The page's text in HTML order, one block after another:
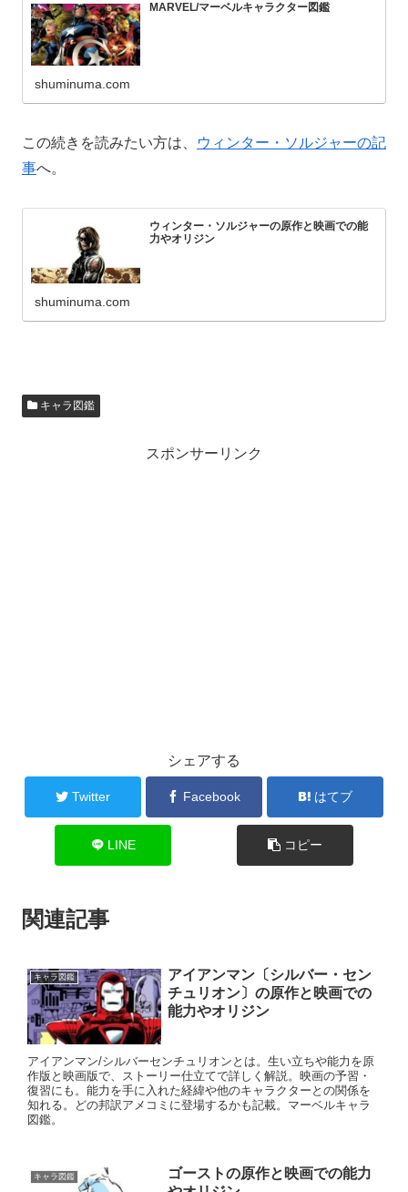
MARVEL/マーベルキャラクター図鑑
shuminuma.com
この続きを読みたい方は、
ウィンター・ソルジャーの記
事へ。
ウィンター・ソルジャーの原作と映画での能
力やオリジン
shuminuma.com
キャラ図鑑
スポンサーリンク
シェアする
Twitter Facebook はてブ
LINE コピー
関連記事
キャラ図鑑
アイアンマン〔シルバー・セン
チュリオン〕の原作と映画での
能力やオリジン
アイアンマン/シルバーセンチュリオンとは。生い立ちや能力を原
作版と映画版で、ストーリー仕立てで詳しく解説。映画の予習・
復習にも。能力を手に入れた経緯や他のキャラクターとの関係を
知れる。どの邦訳アメコミに登場するかも記載。マーベルキャラ
図鑑。
キャラ図鑑
ゴーストの原作と映画での能力